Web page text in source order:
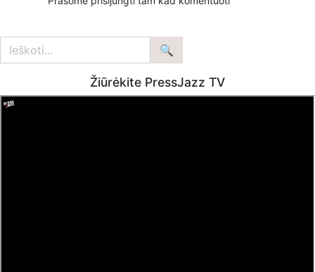
https://www.paypal.com/paypalme/Ekspertaieu?
locale.x=en_US
Žiūrėkite PressJazz TV